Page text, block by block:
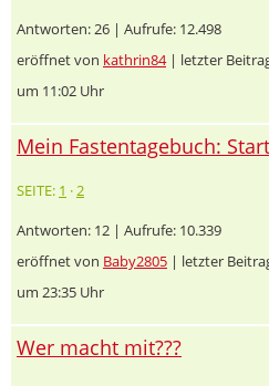
Antworten: 26 | Aufrufe: 12.498
eröffnet von kathrin84| letzter
um 11:02 Uhr
Mein Fastentagebuch:
SEITE: 1 ·2
Antworten: 12 | Aufrufe: 10.339
eröffnet von Baby2805 | letzter
um 23:35 Uhr
Wer macht mit???